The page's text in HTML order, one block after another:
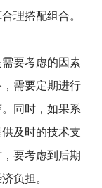
理搭配组合。
要考虑的因素
需要定期进行
同时，如果系
及时的技术支
要考虑到后期
负担。